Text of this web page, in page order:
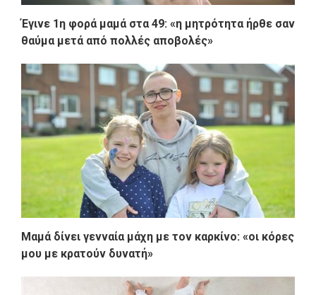
Έγινε 1η φορά μαμά στα 49: «η μητρότητα ήρθε σαν
θαύμα μετά από πολλές αποβολές»
Μαμά δίνει γενναία μάχη με τον καρκίνο: «οι κόρες
μου με κρατούν δυνατή»